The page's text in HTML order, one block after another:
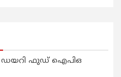
ഡയറി ഫുഡ് ഐപിഒ